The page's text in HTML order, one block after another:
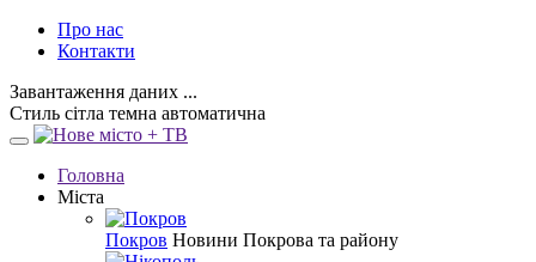
Про нас
Контакти
Завантаження даних ...
Стиль сітла темна автоматична
Головна
Міста
Покров Новини Покрова та району